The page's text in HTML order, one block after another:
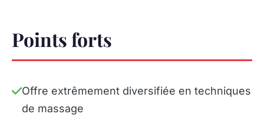
Points forts
Offre extrêmement diversifiée en techniques
de massage